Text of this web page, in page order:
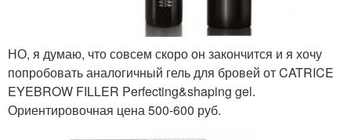
НО, я думаю, что совсем скоро он закончится и я хочу
попробовать аналогичный гель для бровей от CATRICE
EYEBROW FILLER Perfecting&shaping gel.
Ориентировочная цена 500-600 руб.